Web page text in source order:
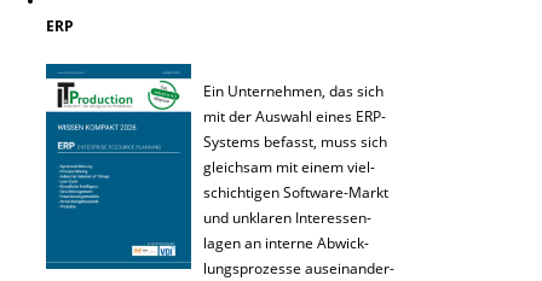
ERP
Ein Unternehmen, das sich
mit der Auswahl eines ERP-
Systems befasst, muss sich
gleichsam mit einem viel-
schichtigen Software-Markt
und unklaren Interessen-
lagen an interne Abwick-
lungsprozesse auseinander-